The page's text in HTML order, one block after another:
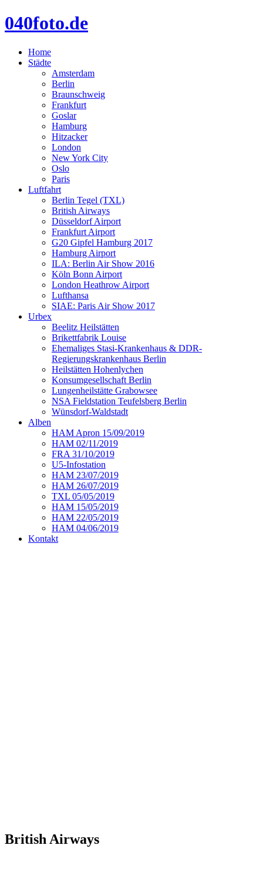
040foto.de
Home
Städte
Amsterdam
Berlin
Braunschweig
Frankfurt
Goslar
Hamburg
Hitzacker
London
New York City
Oslo
Paris
Luftfahrt
Berlin Tegel (TXL)
British Airways
Düsseldorf Airport
Frankfurt Airport
G20 Gipfel Hamburg 2017
Hamburg Airport
ILA: Berlin Air Show 2016
Köln Bonn Airport
London Heathrow Airport
Lufthansa
SIAE: Paris Air Show 2017
Urbex
Beelitz Heilstätten
Brikettfabrik Louise
Ehemaliges Stasi-Krankenhaus & DDR-
Regierungskrankenhaus Berlin
Heilstätten Hohenlychen
Konsumgesellschaft Berlin
Lungenheilstätte Grabowsee
NSA Fieldstation Teufelsberg Berlin
Wünsdorf-Waldstadt
Alben
HAM Apron 15/09/2019
HAM 02/11/2019
FRA 31/10/2019
U5-Infostation
HAM 23/07/2019
HAM 26/07/2019
TXL 05/05/2019
HAM 15/05/2019
HAM 22/05/2019
HAM 04/06/2019
Kontakt
British Airways